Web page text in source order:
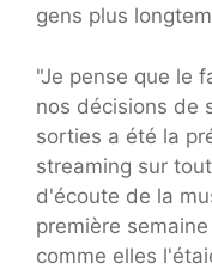
gens plus
"Je pense que le
nos décisions de
sorties a été la
streaming sur
d'écoute de la
première
comme elles